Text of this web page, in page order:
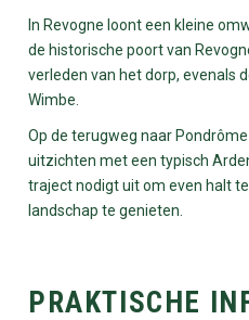
In Revogne loont een kleine
de historische poort van
verleden van het dorp, evenals
Wimbe.
Op de terugweg naar
uitzichten met een typisch
traject nodigt uit om even halt
landschap te genieten.
PRAKTISCHE